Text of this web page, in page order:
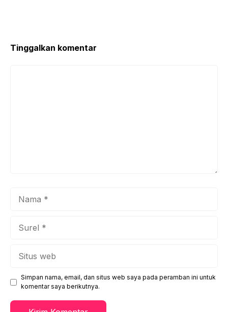
Tinggalkan komentar
Simpan nama, email, dan situs web saya pada peramban ini untuk
komentar saya berikutnya.